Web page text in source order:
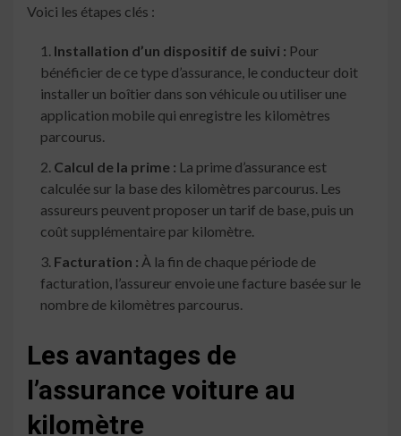
Voici les étapes clés :
Installation d’un dispositif de suivi : Pour
bénéficier de ce type d’assurance, le conducteur doit
installer un boîtier dans son véhicule ou utiliser une
application mobile qui enregistre les kilomètres
parcourus.
Calcul de la prime : La prime d’assurance est
calculée sur la base des kilomètres parcourus. Les
assureurs peuvent proposer un tarif de base, puis un
coût supplémentaire par kilomètre.
Facturation : À la fin de chaque période de
facturation, l’assureur envoie une facture basée sur le
nombre de kilomètres parcourus.
Les avantages de
l’assurance voiture au
kilomètre